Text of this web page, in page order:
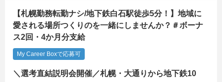
【札幌勤務転勤ナシ/地下鉄白石駅徒歩5分！】地域に
愛される場所つくりのを一緒にしませんか？＃ボーナ
ス2回・4か月分支給
My Career Boxで応募可
＼選考直結説明会開催／札幌・大通りから地下鉄10